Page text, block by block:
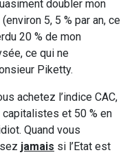
doubler mon
5, 5 % par an, ce
20 % de mon
ce qui ne
Piketty.
achetez l’indice CAC,
et 50 % en
Quand vous
jamais si l’Etat est